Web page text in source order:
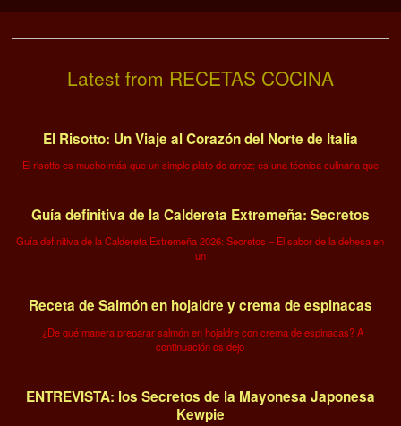
Latest from RECETAS COCINA
El Risotto: Un Viaje al Corazón del Norte de Italia
El risotto es mucho más que un simple plato de arroz; es una técnica culinaria que
Guía definitiva de la Caldereta Extremeña: Secretos
Guía definitiva de la Caldereta Extremeña 2026: Secretos – El sabor de la dehesa en
un
Receta de Salmón en hojaldre y crema de espinacas
¿De qué manera preparar salmón en hojaldre con crema de espinacas? A
continuación os dejo
ENTREVISTA: los Secretos de la Mayonesa Japonesa
Kewpie